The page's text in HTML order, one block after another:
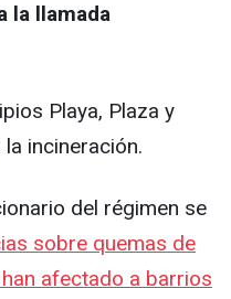
la llamada
Playa, Plaza y
incineración.
del régimen se
sobre quemas de
afectado a barrios